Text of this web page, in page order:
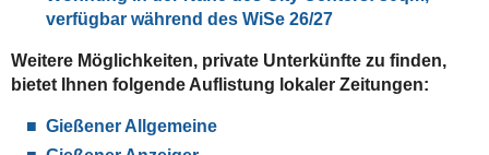
verfügbar während des WiSe 26/27
Weitere Möglichkeiten, private Unterkünfte zu finden,
bietet Ihnen folgende Auflistung lokaler Zeitungen:
Gießener Allgemeine